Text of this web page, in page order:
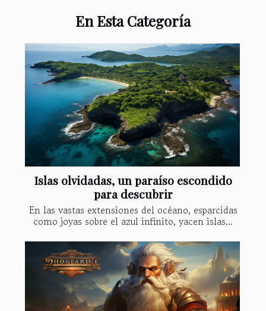
En Esta Categoría
Islas olvidadas, un paraíso escondido
para descubrir
En las vastas extensiones del océano, esparcidas
como joyas sobre el azul infinito, yacen islas...